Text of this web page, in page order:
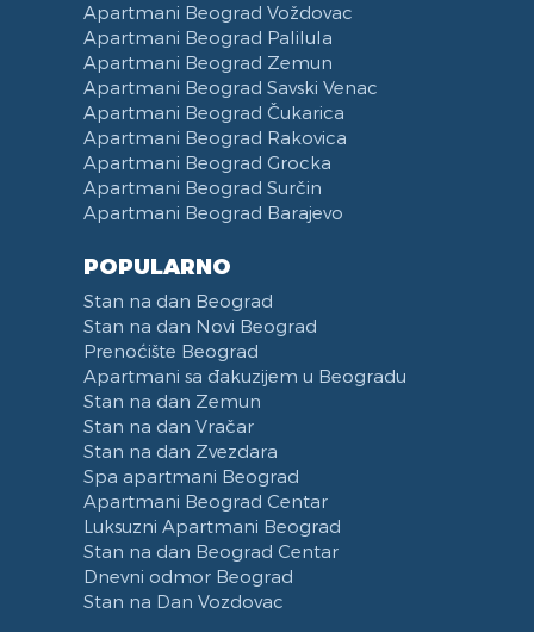
Apartmani Beograd Voždovac
Apartmani Beograd Palilula
Apartmani Beograd Zemun
Apartmani Beograd Savski Venac
Apartmani Beograd Čukarica
Apartmani Beograd Rakovica
Apartmani Beograd Grocka
Apartmani Beograd Surčin
Apartmani Beograd Barajevo
POPULARNO
Stan na dan Beograd
Stan na dan Novi Beograd
Prenoćište Beograd
Apartmani sa đakuzijem u Beogradu
Stan na dan Zemun
Stan na dan Vračar
Stan na dan Zvezdara
Spa apartmani Beograd
Apartmani Beograd Centar
Luksuzni Apartmani Beograd
Stan na dan Beograd Centar
Dnevni odmor Beograd
Stan na Dan Vozdovac